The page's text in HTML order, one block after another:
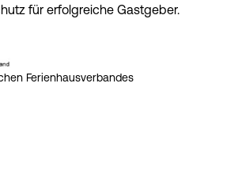
für erfolgreiche Gastgeber.
Ferienhausverbandes